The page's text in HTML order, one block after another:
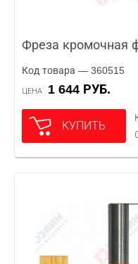
Фреза кромочная
Код товара — 360515
ЦЕНА 1 644 РУБ.
КУПИТЬ